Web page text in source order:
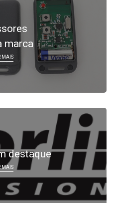
marca
MAIS
destaque
MAIS